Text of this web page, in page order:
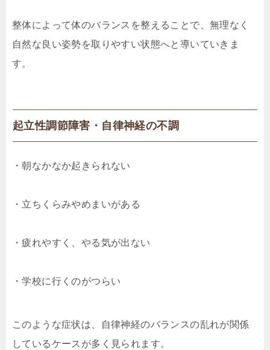
整体によって体のバランスを整えることで、無理なく
自然な良い姿勢を取りやすい状態へと導いていきま
す。
起立性調節障害・自律神経の不調
・朝なかなか起きられない
・立ちくらみやめまいがある
・疲れやすく、やる気が出ない
・学校に行くのがつらい
このような症状は、自律神経のバランスの乱れが関係
しているケースが多く見られます。